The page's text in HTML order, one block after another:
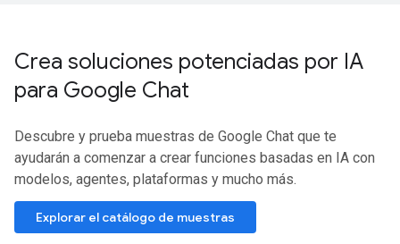
Crea soluciones potenciadas por IA
para Google Chat
Descubre y prueba muestras de Google Chat que te
ayudarán a comenzar a crear funciones basadas en IA con
modelos, agentes, plataformas y mucho más.
Explorar el catálogo de muestras